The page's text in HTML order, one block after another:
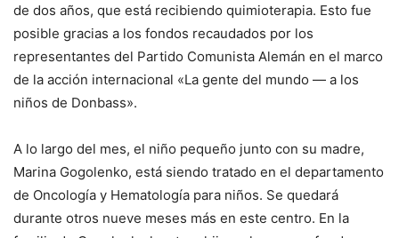
de dos años, que está recibiendo quimioterapia. Esto fue
posible gracias a los fondos recaudados por los
representantes del Partido Comunista Alemán en el marco
de la acción internacional «La gente del mundo — a los
niños de Donbass».
A lo largo del mes, el niño pequeño junto con su madre,
Marina Gogolenko, está siendo tratado en el departamento
de Oncología y Hematología para niños. Se quedará
durante otros nueve meses más en este centro. En la